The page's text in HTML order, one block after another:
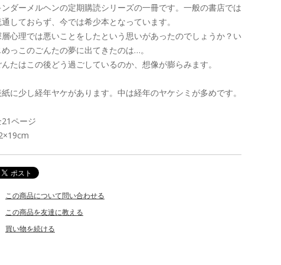
ダーメルヘンの定期購読シリーズの一冊です。一般の書店では
しておらず、今では希少本となっています。
心理では悪いことをしたという思いがあったのでしょうか？い
っこのごんたの夢に出てきたのは…。
たはこの後どう過ごしているのか、想像が膨らみます。
に少し経年ヤケがあります。中は経年のヤケシミが多めです。
ページ
この商品について問い合わせる
この商品を友達に教える
買い物を続ける